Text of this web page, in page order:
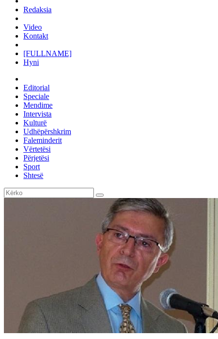
Redaksia
Video
Kontakt
[FULLNAME]
Hyni
Editorial
Speciale
Mendime
Intervista
Kulturë
Udhëpërshkrim
Faleminderit
Vërtetësi
Përjetësi
Sport
Shtesë